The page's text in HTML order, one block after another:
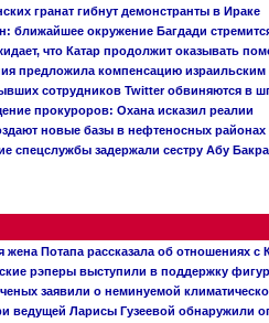
гранат гибнут демонстранты в Ираке
ближайшее окружение Багдади
что Катар продолжит оказывать
предложила компенсацию
сотрудников Twitter обвиняются в
прокуроров: Охана исказил реалии
новые базы в нефтеносных районах
спецслужбы задержали сестру Абу
жена Потапа рассказала об отношениях с
рэперы выступили в поддержку
заявили о неминуемой
ведущей Ларисы Гузеевой обнаружили